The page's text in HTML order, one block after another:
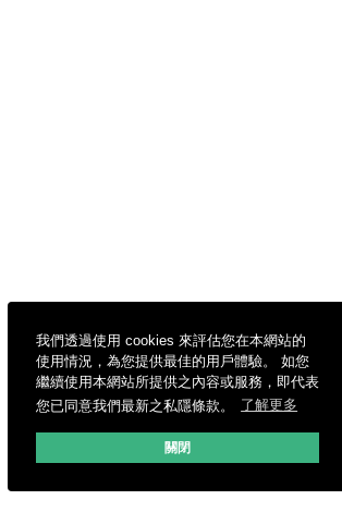
我們透過使用 cookies 來評估您在本網站的
使用情況，為您提供最佳的用戶體驗。 如您
繼續使用本網站所提供之內容或服務，即代表
您已同意我們最新之私隱條款。
了解更多
關閉